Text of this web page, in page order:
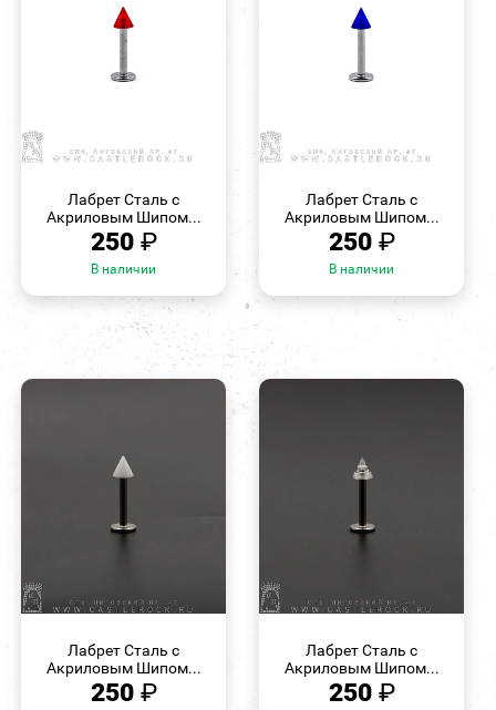
Лабрет Сталь с
Акриловым Шипом...
250 ₽
В наличии
Лабрет Сталь с
Акриловым Шипом...
250 ₽
В наличии
Лабрет Сталь с
Акриловым Шипом...
250 ₽
Лабрет Сталь с
Акриловым Шипом...
250 ₽